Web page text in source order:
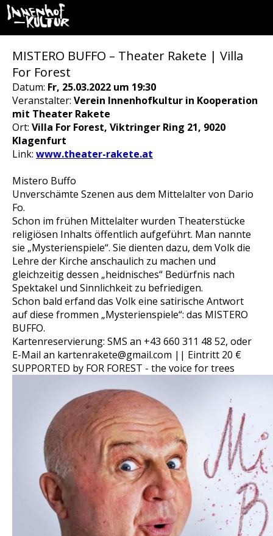
MISTERO BUFFO – Theater Rakete | Villa
For Forest
Datum: Fr, 25.03.2022 um 19:30
Veranstalter: Verein Innenhofkultur in Kooperation
mit Theater Rakete
Ort: Villa For Forest, Viktringer Ring 21, 9020
Klagenfurt
Link: www.theater-rakete.at
Mistero Buffo
Unverschämte Szenen aus dem Mittelalter von Dario
Fo.
Schon im frühen Mittelalter wurden Theaterstücke
religiösen Inhalts öffentlich aufgeführt. Man nannte
sie „Mysterienspiele“. Sie dienten dazu, dem Volk die
Lehre der Kirche anschaulich zu machen und
gleichzeitig dessen „heidnisches“ Bedürfnis nach
Spektakel und Sinnlichkeit zu befriedigen.
Schon bald erfand das Volk eine satirische Antwort
auf diese frommen „Mysterienspiele“: das MISTERO
BUFFO.
Kartenreservierung: SMS an +43 660 311 48 52, oder
E-Mail an kartenrakete@gmail.com || Eintritt 20 €
SUPPORTED by FOR FOREST - the voice for trees